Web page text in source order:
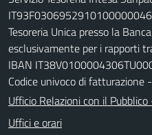
Tesoreria Unica presso la
esclusivamente per i rapporti
IBAN
Codice univoco di fatturazione
Ufficio Relazioni con il Pubblico
Uffici e orari